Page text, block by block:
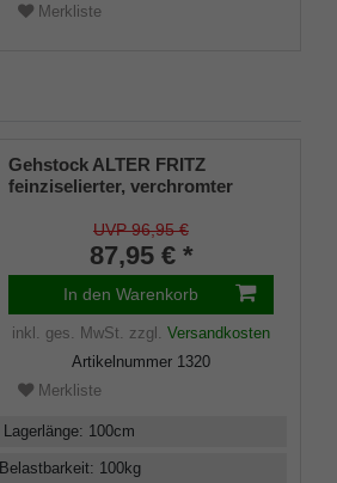
Merkliste
Gehstock ALTER FRITZ
feinziselierter, verchromter
auf einen Stock aus
Buchenholz seidenmatt
schwarz
lackiert,Chromring,inklusive
Gummipuffer.
UVP 96,95 €
87,95 € *
In den Warenkorb
inkl. ges. MwSt. zzgl. Versandkosten
Artikelnummer 1320
Merkliste
Lagerlänge: 100cm
Belastbarkeit: 100kg